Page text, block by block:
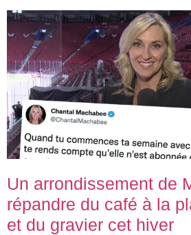
Un arrondissement de
répandre du café à la
et du gravier cet hiver